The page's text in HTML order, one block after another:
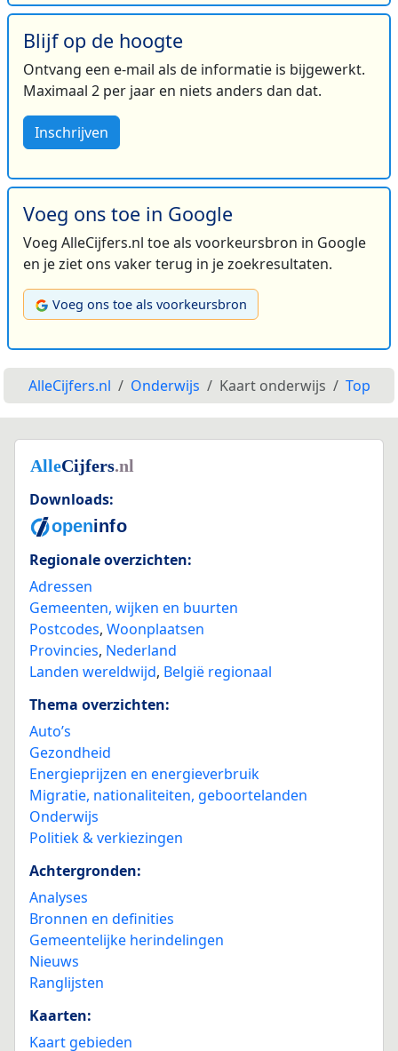
Blijf op de hoogte
Ontvang een e-mail als de informatie is bijgewerkt.
Maximaal 2 per jaar en niets anders dan dat.
Inschrijven
Voeg ons toe in Google
Voeg AlleCijfers.nl toe als voorkeursbron in Google
en je ziet ons vaker terug in je zoekresultaten.
Voeg ons toe als voorkeursbron
AlleCijfers.nl Onderwijs Kaart onderwijs Top
Downloads:
Regionale overzichten:
Adressen
Gemeenten, wijken en buurten
Postcodes, Woonplaatsen
Provincies, Nederland
Landen wereldwijd, België regionaal
Thema overzichten:
Auto’s
Gezondheid
Energieprijzen en energieverbruik
Migratie, nationaliteiten, geboortelanden
Onderwijs
Politiek & verkiezingen
Achtergronden:
Analyses
Bronnen en definities
Gemeentelijke herindelingen
Nieuws
Ranglijsten
Kaarten:
Kaart gebieden